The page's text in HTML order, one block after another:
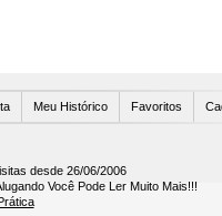
Meu Histórico Favoritos
desde 26/06/2006
Você Pode Ler Muito Mais!!!